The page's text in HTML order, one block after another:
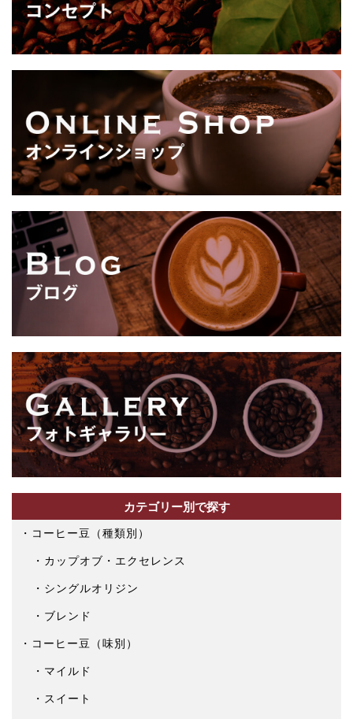
カテゴリー別で探す
コーヒー豆（種類別）
カップオブ・エクセレンス
シングルオリジン
ブレンド
コーヒー豆（味別）
マイルド
スイート